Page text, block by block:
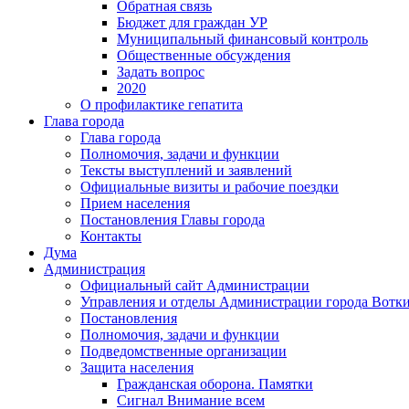
Обратная связь
Бюджет для граждан УР
Муниципальный финансовый контроль
Общественные обсуждения
Задать вопрос
2020
О профилактике гепатита
Глава города
Глава города
Полномочия, задачи и функции
Тексты выступлений и заявлений
Официальные визиты и рабочие поездки
Прием населения
Постановления Главы города
Контакты
Дума
Администрация
Официальный сайт Администрации
Управления и отделы Администрации города
Постановления
Полномочия, задачи и функции
Подведомственные организации
Защита населения
Гражданская оборона. Памятки
Сигнал Внимание всем